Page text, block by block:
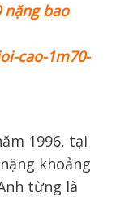
nặng bao
cao-1m70-
1996, tại
khoảng
từng là